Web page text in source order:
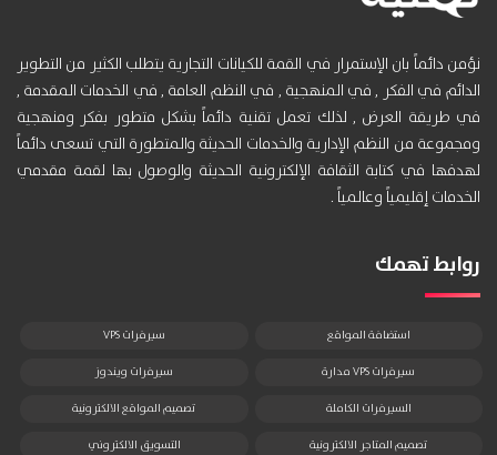
نؤمن دائماً بان الإستمرار في القمة للكيانات التجارية يتطلب الكثير من التطوير
الدائم في الفكر , في المنهجية , في النظم العامة , في الخدمات المقدمة ,
في طريقة العرض , لذلك تعمل تقنية دائماً بشكل متطور بفكر ومنهجية
ومجموعة من النظم الإدارية والخدمات الحديثة والمتطورة التي تسعى دائماً
لهدفها في كتابة الثقافة الإلكترونية الحديثة والوصول بها لقمة مقدمي
الخدمات إقليمياً وعالمياً .
روابط تهمك
استضافة المواقع سيرفرات VPS
سيرفرات VPS مدارة سيرفرات ويندوز
السيرفرات الكاملة تصميم المواقع الالكترونية
تصميم المتاجر الالكترونية التسويق الالكتروني